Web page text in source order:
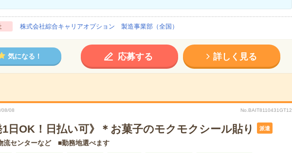
株式会社綜合キャリアオプション 製造事業部（全国）
気になる！ 応募する 詳しく見る
08/08 No.BAIT8110431GT12
1日OK！日払い可》＊お菓子のモクモクシール貼り 派遣
流センターなど ■勤務地選べます